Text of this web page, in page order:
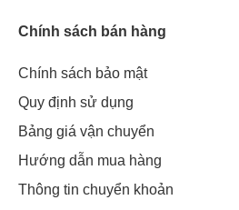
Chính sách bán hàng
Chính sách bảo mật
Quy định sử dụng
Bảng giá vận chuyển
Hướng dẫn mua hàng
Thông tin chuyển khoản